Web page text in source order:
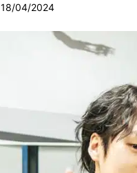
18/04/2024